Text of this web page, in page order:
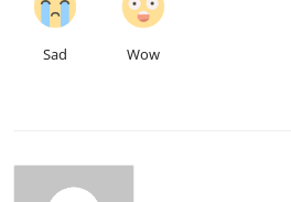
Sad Wow